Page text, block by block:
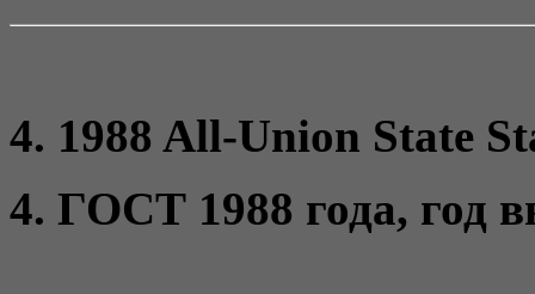
4. 1988 All-Union State
4. ГОСТ 1988 года, год